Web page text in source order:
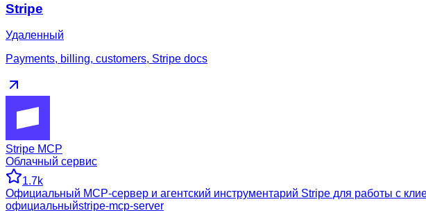
Stripe
Удаленный
Payments, billing, customers, Stripe docs
Stripe MCP
Облачный сервис
1.7k
Официальный MCP-сервер и агентский инструментарий Stripe для работы с
официальныйstripe-mcp-server